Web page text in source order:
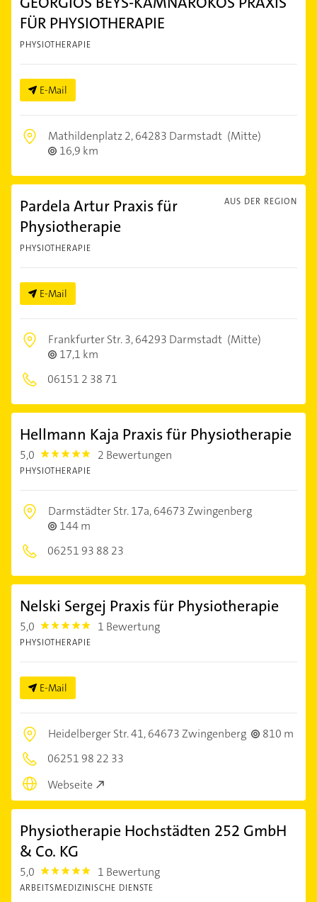
FÜR PHYSIOTHERAPIE
PHYSIOTHERAPIE
E-Mail
Mathildenplatz 2,64283 Darmstadt (Mitte)
16,9 km
AUS DER REGION
Pardela Artur Praxis für
Physiotherapie
PHYSIOTHERAPIE
E-Mail
Frankfurter Str. 3,64293 Darmstadt (Mitte)
17,1 km
06151 2 38 71
Hellmann Kaja Praxis für Physiotherapie
5,0 5.0 2 Bewertungen
PHYSIOTHERAPIE
Darmstädter Str. 17a,64673 Zwingenberg
144 m
06251 93 88 23
Nelski Sergej Praxis für Physiotherapie
5,0 5.0 1 Bewertung
PHYSIOTHERAPIE
E-Mail
Heidelberger Str. 41,64673 Zwingenberg
810 m
06251 98 22 33
Webseite
Physiotherapie Hochstädten 252 GmbH
& Co. KG
5,0 5.0 1 Bewertung
ARBEITSMEDIZINISCHE DIENSTE